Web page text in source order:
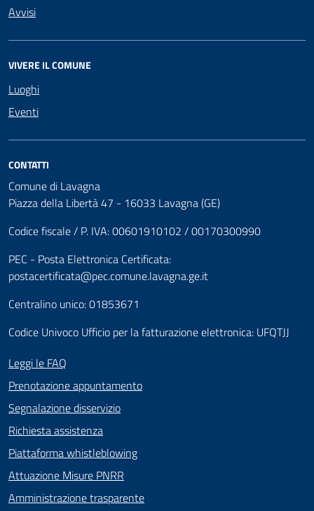
Avvisi
VIVERE IL COMUNE
Luoghi
Eventi
CONTATTI
Comune di Lavagna
Piazza della Libertà 47 - 16033 Lavagna (GE)
Codice fiscale / P. IVA: 00601910102 / 00170300990
PEC - Posta Elettronica Certificata:
postacertificata@pec.comune.lavagna.ge.it
Centralino unico: 01853671
Codice Univoco Ufficio per la fatturazione elettronica: UFQTJJ
Leggi le FAQ
Prenotazione appuntamento
Segnalazione disservizio
Richiesta assistenza
Piattaforma whistleblowing
Attuazione Misure PNRR
Amministrazione trasparente